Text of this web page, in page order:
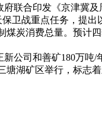
联合印发《京津冀
卫战重点任务，提出
煤炭消费总量。预计
公司和善矿180万吨/
湖矿区举行，标志